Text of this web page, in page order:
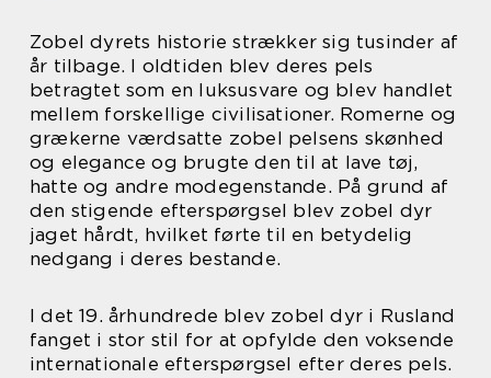
Zobel dyrets historie strækker sig tusinder af
år tilbage. I oldtiden blev deres pels
betragtet som en luksusvare og blev handlet
mellem forskellige civilisationer. Romerne og
grækerne værdsatte zobel pelsens skønhed
og elegance og brugte den til at lave tøj,
hatte og andre modegenstande. På grund af
den stigende efterspørgsel blev zobel dyr
jaget hårdt, hvilket førte til en betydelig
nedgang i deres bestande.
I det 19. århundrede blev zobel dyr i Rusland
fanget i stor stil for at opfylde den voksende
internationale efterspørgsel efter deres pels.